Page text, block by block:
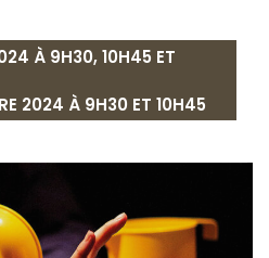
À 9H30, 10H45 ET
2024 À 9H30 ET 10H45